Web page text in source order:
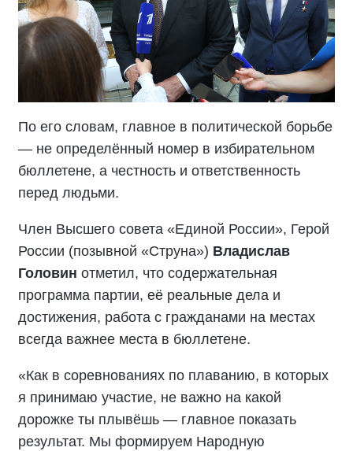
По его словам, главное в политической борьбе
— не определённый номер в избирательном
бюллетене, а честность и ответственность
перед людьми.
Член Высшего совета «Единой России», Герой
России (позывной «Струна») Владислав
Головин отметил, что содержательная
программа партии, её реальные дела и
достижения, работа с гражданами на местах
всегда важнее места в бюллетене.
«Как в соревнованиях по плаванию, в которых
я принимаю участие, не важно на какой
дорожке ты плывёшь — главное показать
результат. Мы формируем Народную